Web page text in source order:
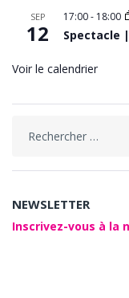
SEP
12
17:00- 18:00
Spectacle
Voir le calendrier
NEWSLETTER
Inscrivez-vous à la